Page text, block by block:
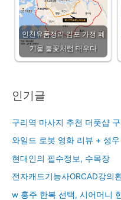
인천유품정리 김포 가정 폐
기물 불꽃처럼 태우다
인기글
구리역 마사지 추천 더풋샵
와일드 로봇 영화 리뷰 + 성
현대인의 필수정보, 수목장
전자캐드기능사ORCAD강의
w 홍주 한복 선택, 시어머니